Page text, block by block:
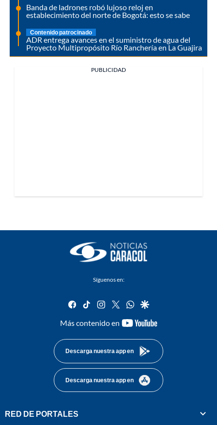
Banda de ladrones robó lujoso reloj en
establecimiento del norte de Bogotá: esto se sabe
Contenido patrocinado
ADR entrega avances en el suministro de agua del
Proyecto Multipropósito Río Ranchería en La Guajira
PUBLICIDAD
Síguenos en:
facebook
tiktok instagram
twitterwhatsapp
google
Más contenido en
youtube-
Descarga nuestra app en
Descarga nuestra app en
RED DE PORTALES